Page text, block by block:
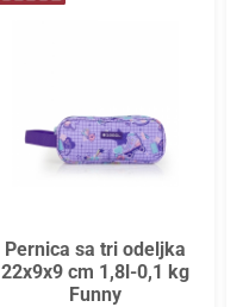
Pernica sa tri odeljka
22x9x9 cm 1,8l-0,1 kg
Funny